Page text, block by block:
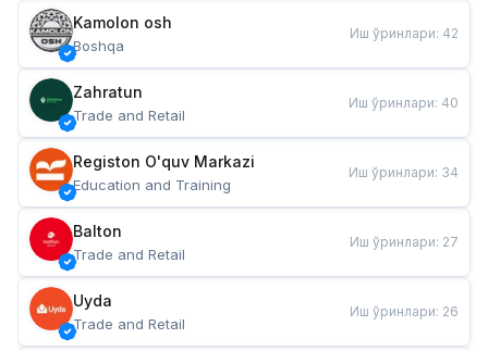
Kamolon osh
Boshqa
Иш ўринлари: 42
Zahratun
Trade and Retail
Иш ўринлари: 40
Registon O'quv Markazi
Education and Training
Иш ўринлари: 34
Balton
Trade and Retail
Иш ўринлари: 27
Uyda
Trade and Retail
Иш ўринлари: 26